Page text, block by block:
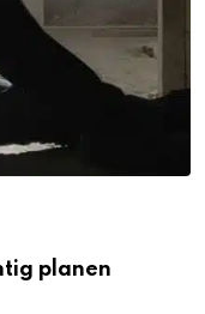
planen